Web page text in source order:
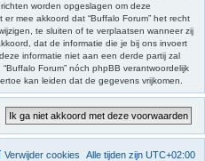
worden opgeslagen om deze
mee akkoord dat “Buffalo Forum” het recht
te sluiten of te verplaatsen wanneer zij
dat de informatie die je bij ons invoert
informatie niet aan een derde partij zal
Forum” nóch phpBB verantwoordelijk
kan leiden dat de gegevens vrijkomen.
Alle tijden zijn UTC+02:00
Verwijder cookies